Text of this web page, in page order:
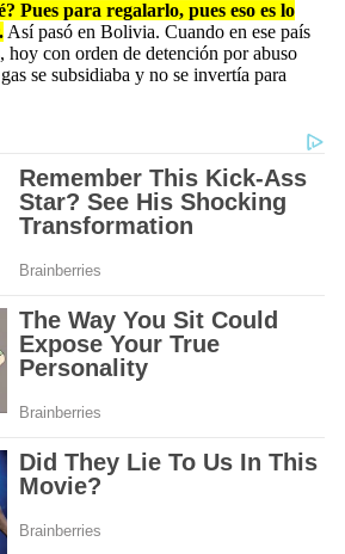
Pues para regalarlo, pues eso es lo
Así pasó en Bolivia. Cuando en ese país
hoy con orden de detención por abuso
se subsidiaba y no se invertía para